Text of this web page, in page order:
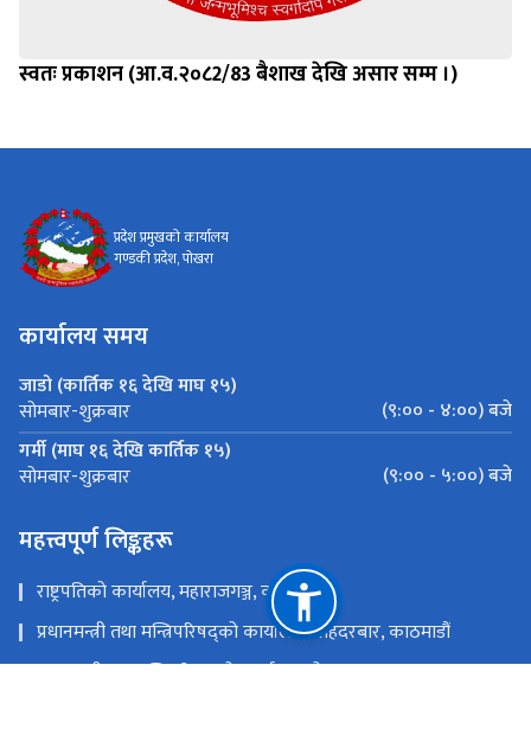
स्वतः प्रकाशन (आ.व.२०८2/83 बैशाख देखि असार सम्म ।)
प्रदेश प्रमुखको कार्यालय
गण्डकी प्रदेश, पोखरा
कार्यालय समय
जाडो (कार्तिक १६ देखि माघ १५)
सोमबार-शुक्रबार
(९:०० - ४:००) बजे
गर्मी (माघ १६ देखि कार्तिक १५)
सोमबार-शुक्रबार (९:०० - ५:००) बजे
महत्त्वपूर्ण लिङ्कहरू
राष्ट्रपतिको कार्यालय, महाराजगञ्ज, काठमाडौं
प्रधानमन्त्री तथा मन्त्रिपरिषद्को कार्यालय, सिंहदरबार, काठमाडौं
मुख्यमन्त्री तथा मन्त्रिपरिषद्को कार्यालय, पोखरा